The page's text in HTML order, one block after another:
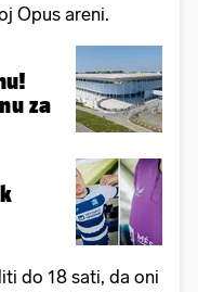
Opus areni.
za
do 18 sati, da oni